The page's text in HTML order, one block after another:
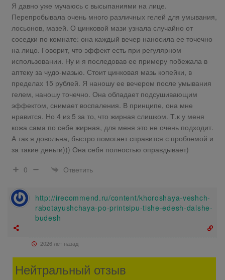
Я давно уже мучаюсь с высыпаниями на лице.
Перепробывала очень много различных гелей для умывания,
лосьонов, мазей. О цинковой мази узнала случайно от
соседки по комнате: она каждый вечер наносила ее точечно
на лицо. Говорит, что эффект есть при регулярном
использовании. Ну и я последовав ее примеру побежала в
аптеку за чудо-мазью. Стоит цинковая мазь копейки, в
пределах 15 рублей. Я наношу ее вечером после умывания
гелем, наношу точечно. Она обладает подсушивающим
эффектом, снимает воспаления. В принципе, она мне
нравится. Но 4 из 5 за то, что жирная слишком. Т.к у меня
кожа сама по себе жирная, для меня это не очень подходит.
А так я довольна, быстро помогает справится с проблемой и
за такие деньги))) Она себя полностью оправдывает)
0
Ответить
http://irecommend.ru/content/khoroshaya-veshch-
rabotayushchaya-po-printsipu-tishe-edesh-dalshe-
budesh
2026 лет назад
Нейтральный отзыв